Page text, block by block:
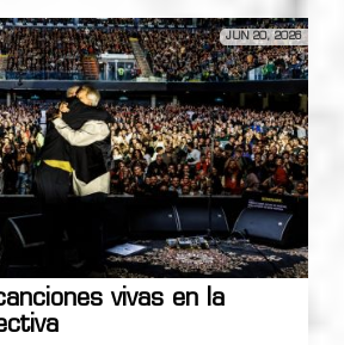
JUN 20, 2026
vivas en la